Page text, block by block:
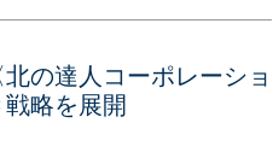
の達人コーポレーショ
略を展開